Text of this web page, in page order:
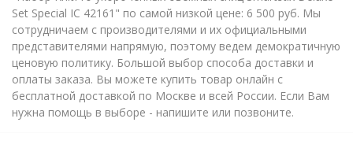
Set Special IC 42161" по самой низкой цене: 6 500 руб. Мы
сотрудничаем с производителями и их официальными
представителями напрямую, поэтому ведем демократичную
ценовую политику. Большой выбор способа доставки и
оплаты заказа. Вы можете купить товар онлайн с
бесплатной доставкой по Москве и всей России. Если Вам
нужна помощь в выборе - напишите или позвоните.